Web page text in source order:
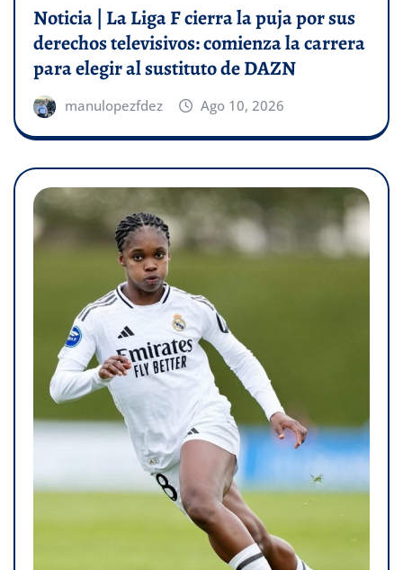
Noticia | La Liga F cierra la puja por sus
derechos televisivos: comienza la carrera
para elegir al sustituto de DAZN
manulopezfdez Ago 10, 2026